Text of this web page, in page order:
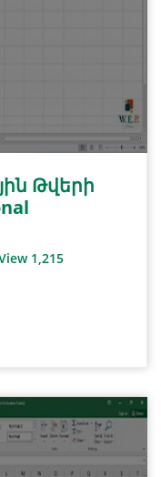
Թվերի
1,215